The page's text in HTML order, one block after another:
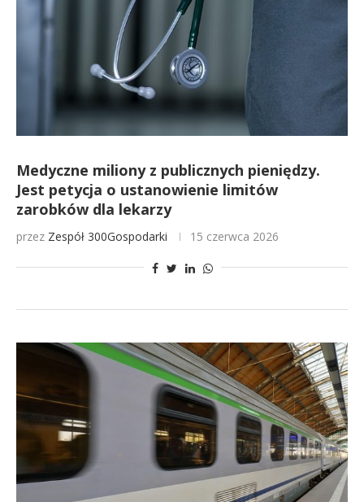
Medyczne miliony z publicznych pieniędzy.
Jest petycja o ustanowienie limitów
zarobków dla lekarzy
przez Zespół 300Gospodarki 15 czerwca 2026